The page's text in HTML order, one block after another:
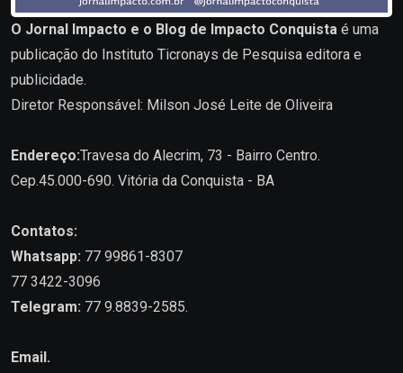
O Jornal Impacto e o Blog de Impacto Conquista é uma
publicação do Instituto Ticronays de Pesquisa editora e
publicidade.
Diretor Responsável: Milson José Leite de Oliveira
Endereço:Travesa do Alecrim, 73 - Bairro Centro.
Cep.45.000-690. Vitória da Conquista - BA
Contatos:
Whatsapp: 77 99861-8307
77 3422-3096
Telegram: 77 9.8839-2585.
Email.